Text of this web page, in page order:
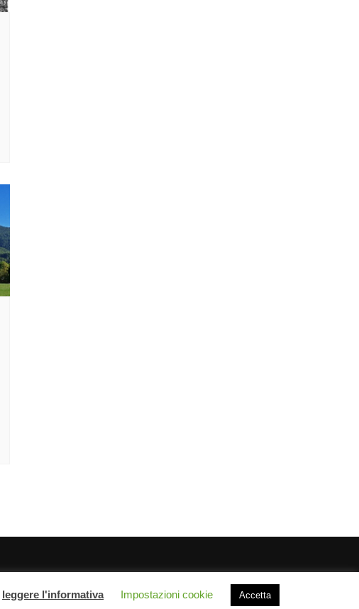
Chi siamo Privacy Policy Sitemap Link utili
leggere l'informativa Impostazioni cookie Accetta